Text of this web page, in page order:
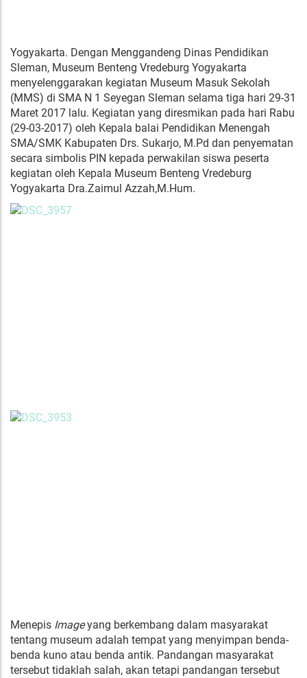
Yogyakarta. Dengan Menggandeng Dinas Pendidikan
Sleman, Museum Benteng Vredeburg Yogyakarta
menyelenggarakan kegiatan Museum Masuk Sekolah
(MMS) di SMA N 1 Seyegan Sleman selama tiga hari 29-31
Maret 2017 lalu. Kegiatan yang diresmikan pada hari Rabu
(29-03-2017) oleh Kepala balai Pendidikan Menengah
SMA/SMK Kabupaten Drs. Sukarjo, M.Pd dan penyematan
secara simbolis PIN kepada perwakilan siswa peserta
kegiatan oleh Kepala Museum Benteng Vredeburg
Yogyakarta Dra.Zaimul Azzah,M.Hum.
Menepis Imageyang berkembang dalam masyarakat
tentang museum adalah tempat yang menyimpan benda-
benda kuno atau benda antik. Pandangan masyarakat
tersebut tidaklah salah, akan tetapi pandangan tersebut